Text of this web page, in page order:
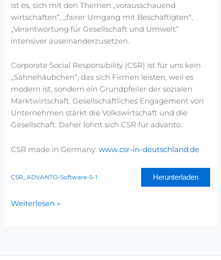
ist es, sich mit den Themen „vorausschauend
wirtschaften“, „fairer Umgang mit Beschäftigten“,
„Verantwortung für Gesellschaft und Umwelt“
intensiver auseinanderzusetzen.
Corporate Social Responsibility (CSR) ist für uns kein
„Sahnehäubchen“, das sich Firmen leisten, weil es
modern ist, sondern ein Grundpfeiler der sozialen
Marktwirtschaft. Gesellschaftliches Engagement von
Unternehmen stärkt die Volkswirtschaft und die
Gesellschaft. Daher lohnt sich CSR für advanto.
CSR made in Germany:www.csr-in-deutschland.de
CSR_ADVANTO-Software-5-1 Herunterladen
Weiterlesen »